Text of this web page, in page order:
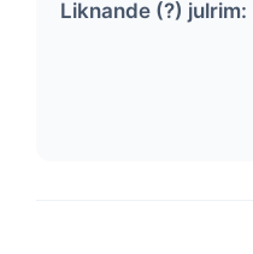
Liknande (?) julrim: